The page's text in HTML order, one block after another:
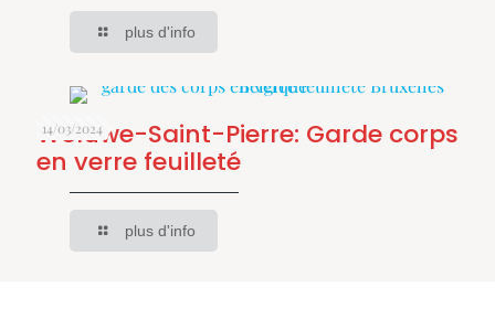
plus d'info
14/03/2024
Woluwe-Saint-Pierre: Garde corps
en verre feuilleté
plus d'info